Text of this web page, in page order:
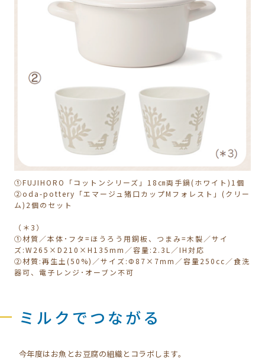
①FUJIHORO「コットンシリーズ」18㎝両手鍋(ホワイト)1個
②oda-pottery「エマージュ猪口カップMフォレスト」(クリー
ム)2個のセット
（＊3）
①材質／本体･フタ=ほうろう用銅板、つまみ=木製／サイ
ズ:W265×D210×H135mm／容量:2.3L／IH対応
②材質:再生土(50%)／サイズ:Φ87×7mm／容量250cc／食洗
器可、電子レンジ･オーブン不可
ミルクでつながる
今年度はお魚とお豆腐の組織とコラボします。